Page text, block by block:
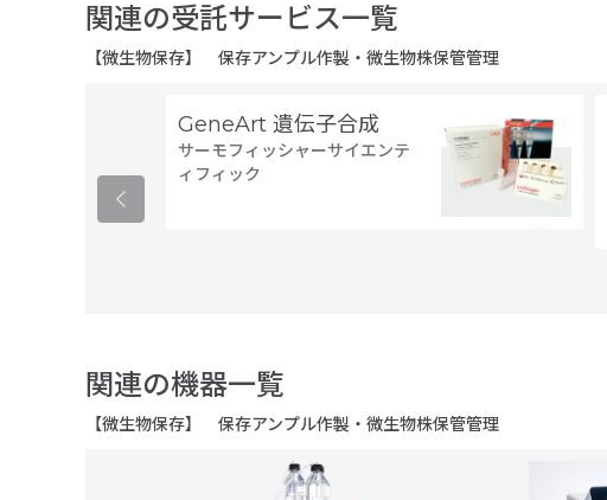
関連の受託サービス一覧
【微生物保存】 保存アンプル作製・微生物株保管管理
GeneArt 遺伝子合成
サーモフィッシャーサイエンテ
ィフィック
関連の機器一覧
【微生物保存】 保存アンプル作製・微生物株保管管理